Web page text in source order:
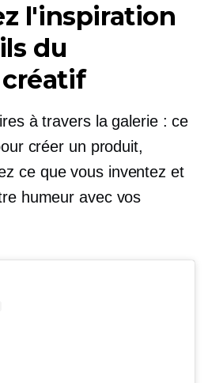
l'inspiration
du
à travers la galerie : ce
créer un produit,
ce que vous inventez et
humeur avec vos